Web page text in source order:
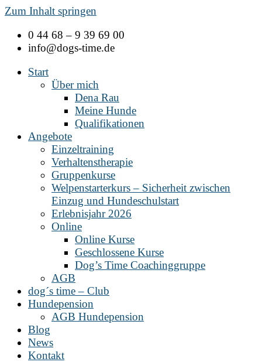
Zum Inhalt springen
0 44 68 – 9 39 69 00
info@dogs-time.de
Start
Über mich
Dena Rau
Meine Hunde
Qualifikationen
Angebote
Einzeltraining
Verhaltenstherapie
Gruppenkurse
Welpenstarterkurs – Sicherheit zwischen
Einzug und Hundeschulstart
Erlebnisjahr 2026
Online
Online Kurse
Geschlossene Kurse
Dog’s Time Coachinggruppe
AGB
dog´s time – Club
Hundepension
AGB Hundepension
Blog
News
Kontakt